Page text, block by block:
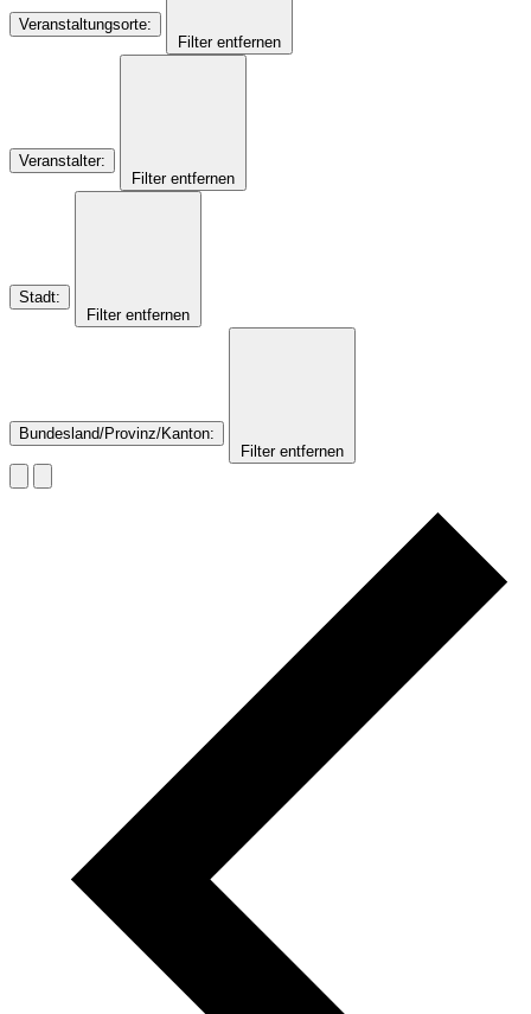
Veranstaltungsorte:
Filter entfernen
Veranstalter:
Filter entfernen
Stadt:
Filter entfernen
Bundesland/Provinz/Kanton:
Filter entfernen